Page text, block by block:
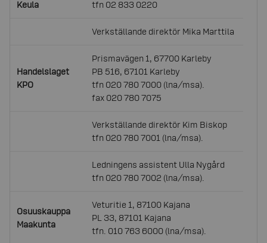
Keula tfn 02 833 0220
Verkställande direktör Mika Marttila
Handelslaget
KPO
Prismavägen 1, 67700 Karleby
PB 516, 67101 Karleby
tfn 020 780 7000 (lna/msa).
fax 020 780 7075
Verkställande direktör Kim Biskop
tfn 020 780 7001 (lna/msa).
Ledningens assistent Ulla Nygård
tfn 020 780 7002 (lna/msa).
Osuuskauppa
Maakunta
Veturitie 1, 87100 Kajana
PL 33, 87101 Kajana
tfn. 010 763 6000 (lna/msa).